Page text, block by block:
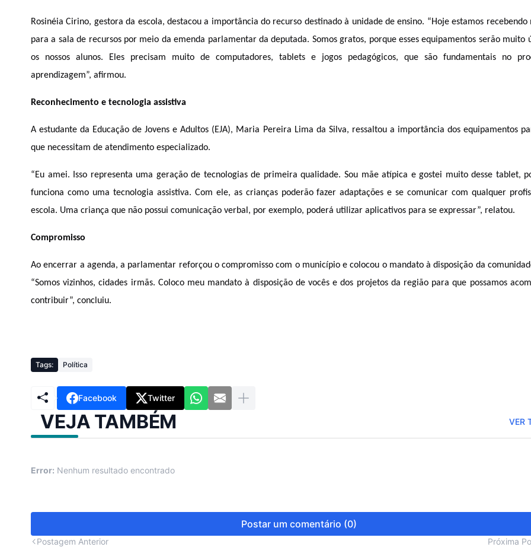
Rosinéia Cirino, gestora da escola, destacou a importância do recurso destinado à unidade de ensino. “Hoje estamos
para a sala de recursos por meio da emenda parlamentar da deputada. Somos gratos, porque esses equipamentos serão muito
os nossos alunos.
Eles precisam muito de computadores, tablets e jogos pedagógicos, que são fundamentais no
aprendizagem”, afirmou.
Reconhecimento e tecnologia assistiva
A estudante da Educação de Jovens e Adultos (EJA), Maria Pereira Lima da Silva, ressaltou a importância dos equipamentos
que necessitam de atendimento especializado.
“Eu amei. Isso representa uma geração de tecnologias de primeira qualidade. Sou mãe atípica e gostei muito desse tablet,
funciona como uma tecnologia assistiva. Com ele, as crianças poderão fazer adaptações e se comunicar com qualquer
escola. Uma criança que não possui comunicação verbal, por exemplo, poderá utilizar aplicativos para se expressar”, relatou.
Compromisso
Ao encerrar a agenda, a parlamentar reforçou o compromisso com o município e colocou o mandato à disposição da
“Somos vizinhos, cidades irmãs. Coloco meu mandato à disposição de vocês e dos projetos da região para que possamos
contribuir”, concluiu.
Tags: Política
Facebook Twitter
VEJA TAMBÉM VER
Error: Nenhum resultado encontrado
Postar um comentário (0)
Postagem Anterior Próxima